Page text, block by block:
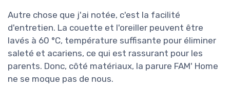
Autre chose que j'ai notée, c'est la facilité
d'entretien. La couette et l'oreiller peuvent être
lavés à 60 °C, température suffisante pour éliminer
saleté et acariens, ce qui est rassurant pour les
parents. Donc, côté matériaux, la parure FAM' Home
ne se moque pas de nous.